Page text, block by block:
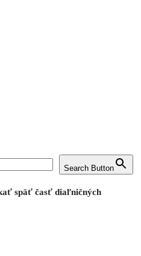
Search Button
späť časť diaľničných